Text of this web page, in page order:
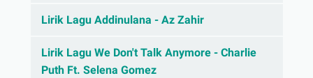
Lirik Lagu Addinulana - Az Zahir
Lirik Lagu We Don't Talk Anymore - Charlie
Puth Ft. Selena Gomez